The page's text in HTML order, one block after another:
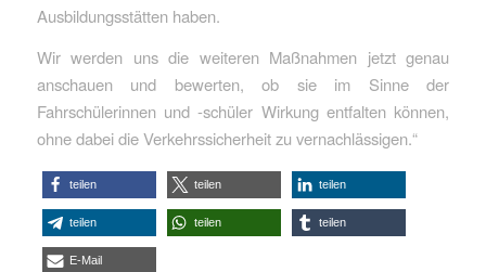
Ausbildungsstätten haben.
Wir werden uns die weiteren Maßnahmen jetzt genau
anschauen und bewerten, ob sie im Sinne der
Fahrschülerinnen und -schüler Wirkung entfalten können,
ohne dabei die Verkehrssicherheit zu vernachlässigen.“
teilen teilen teilen
teilen teilen teilen
E-Mail